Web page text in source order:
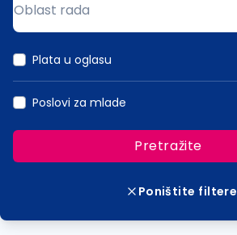
Oblast rada
Plata u oglasu
Poslovi za mlade
Pretražite
Poništite filtere